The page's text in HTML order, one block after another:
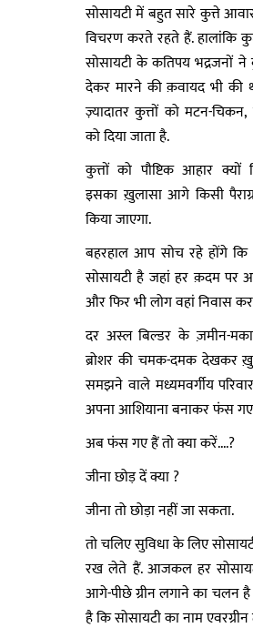
सोसायटी में बहुत सारे कुत्ते
विचरण करते रहते हैं.
सोसायटी के कतिपय भद्रजनों ने
देकर मारने की क़वायद भी
ज़्यादातर कुत्तों को मटन-चिकन,
को दिया जाता है.
कुत्तों को पौष्टिक आहार क्यों
इसका ख़ुलासा आगे किसी
किया जाएगा.
बहरहाल आप सोच रहे होंगे
सोसायटी है जहां हर क़दम
और फिर भी लोग वहां निवास
दर अस्ल बिल्डर के ज़मीन-
ब्रोशर की चमक-दमक देखकर
समझने वाले मध्यमवर्गीय
अपना आशियाना बनाकर फंस
अब फंस गए हैं तो क्या करें....?
जीना छोड़ दें क्या ?
जीना तो छोड़ा नहीं जा सकता.
तो चलिए सुविधा के लिए
रख लेते हैं. आजकल हर
आगे-पीछे ग्रीन लगाने का चलन
है कि सोसायटी का नाम